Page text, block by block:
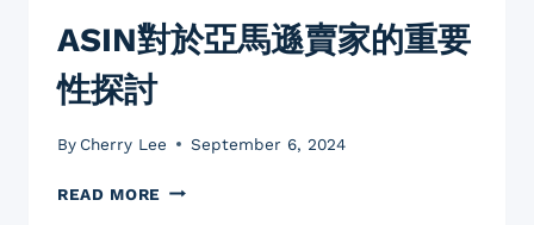
ASIN對於亞馬遜賣家的重要
性探討
By Cherry Lee September 6, 2024
READ MORE ASIN